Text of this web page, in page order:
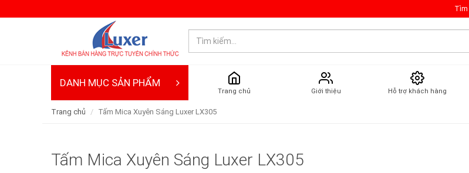
Tìm
DANH MỤC SẢN PHẨM
Trang chủ Giới thiệu Hỗ trợ khách hàng
Trang chủ Tấm Mica Xuyên Sáng Luxer LX305
Tấm Mica Xuyên Sáng Luxer LX305